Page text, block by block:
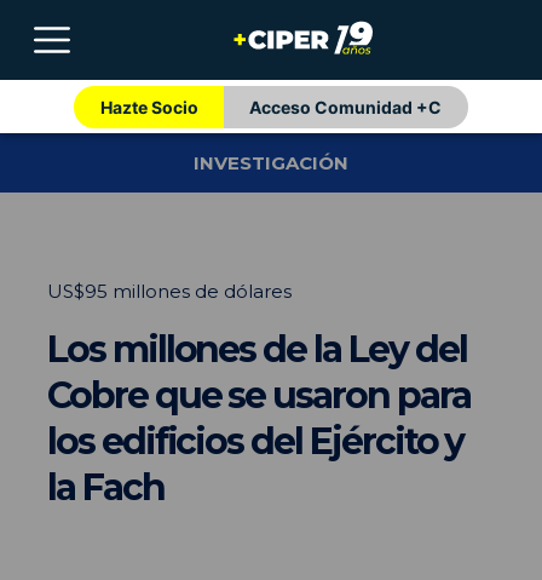
Hazte Socio Acceso Comunidad +C
INVESTIGACIÓN
US$95 millones de dólares
Los millones de la Ley del
Cobre que se usaron para
los edificios del Ejército y
la Fach